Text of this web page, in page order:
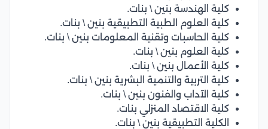
كلية الهندسة بنين \ بنات.
كلية العلوم الطبية التطبيقية بنين \ بنات.
كلية الحاسبات وتقنية المعلومات بنين \ بنات.
كلية العلوم بنين \ بنات.
كلية الأعمال بنين \ بنات.
كلية التربية والتنمية البشرية بنين \ بنات.
كلية الآداب والفنون بنين \ بنات.
كلية الاقتصاد المنزلي بنات.
الكلية التطبيقية بنين \ بنات.